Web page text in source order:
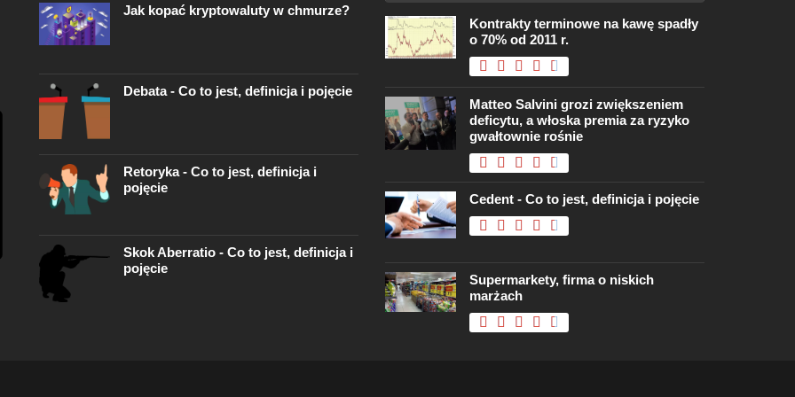
Jak kopać kryptowaluty w chmurze?
Debata - Co to jest, definicja i pojęcie
Retoryka - Co to jest, definicja i
pojęcie
Skok Aberratio - Co to jest, definicja i
pojęcie
Kontrakty terminowe na kawę spadły
o 70% od 2011 r.
Matteo Salvini grozi zwiększeniem
deficytu, a włoska premia za ryzyko
gwałtownie rośnie
Cedent - Co to jest, definicja i pojęcie
Supermarkety, firma o niskich
marżach